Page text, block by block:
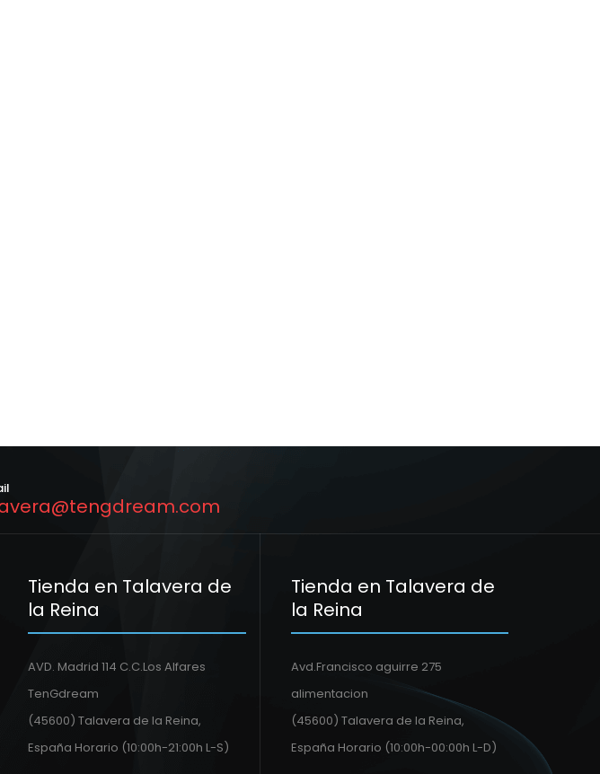
Tienda en Talavera de
la Reina
AVD. Madrid 114 C.C.Los Alfares
TenGdream
(45600) Talavera de la Reina,
España Horario (10:00h-21:00h L-S)
Tienda en Talavera de
la Reina
Avd.Francisco aguirre 275
alimentacion
(45600) Talavera de la Reina,
España Horario (10:00h-00:00h L-D)